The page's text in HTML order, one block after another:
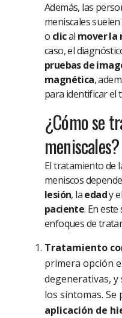
Además, las
meniscales
o clical mover la
caso, el
pruebas de
magnética,
para identificar el
¿Cómo se
meniscales?
Eltratamientode
meniscos
lesión, laedady el
paciente. En
enfoques de
Tratamiento
primera opción
degenerativas,
los síntomas. Se
aplicación de